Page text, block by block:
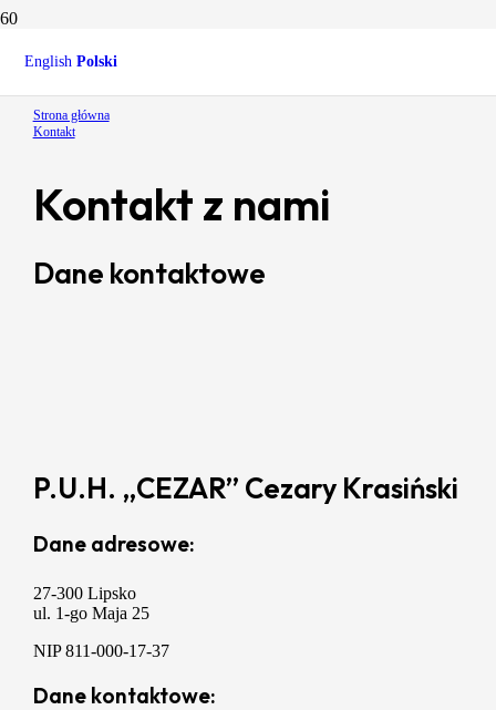
English Polski
Kontakt
Strona główna
Kontakt
Kontakt z nami
Dane kontaktowe
P.U.H. „CEZAR” Cezary Krasiński
Dane adresowe:
27-300 Lipsko
ul. 1-go Maja 25
NIP 811-000-17-37
Dane kontaktowe: